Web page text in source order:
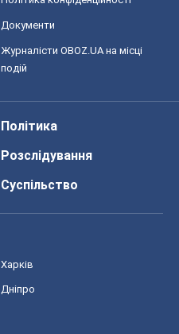
Документи
Журналісти OBOZ.UA на місці
подій
Політика
Розслідування
Суспільство
Харків
Дніпро